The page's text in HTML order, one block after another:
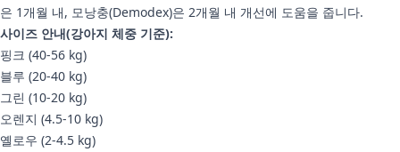
은 1개월 내, 모낭충(Demodex)은 2개월 내 개선에 도움을 줍니다.
사이즈 안내(강아지 체중 기준):
핑크 (40-56 kg)
블루 (20-40 kg)
그린 (10-20 kg)
오렌지 (4.5-10 kg)
옐로우 (2-4.5 kg)